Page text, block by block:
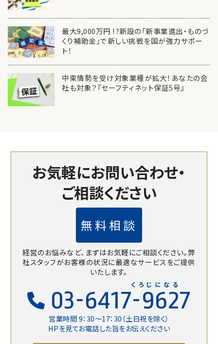
最大9,000万円 !?新設の「新事業進出・ものづ
くり補助金」で新しい挑戦を国が強力サポー
ト！
中東情勢を受け対象業種が拡大！あなたの会
社も対象？『セーフティネット保証5号』
お気軽にお問い合わせ・
ご相談ください
無料相談
経営のお悩みなど、まずはお気軽にご相談ください。弊
社スタッフがお客様の状況に最適なサービスをご提供
いたします。
03-6417-9627
営業時間 9：30〜17：30（土日祝を除く）
HPを見てお電話した旨をお伝えください
くろじになる